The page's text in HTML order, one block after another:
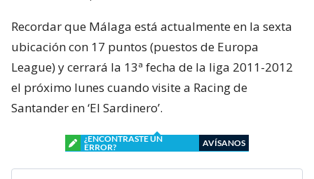
Recordar que Málaga está actualmente en la sexta
ubicación con 17 puntos (puestos de Europa
League) y cerrará la 13ª fecha de la liga 2011-2012
el próximo lunes cuando visite a Racing de
Santander en ‘El Sardinero’.
¿ENCONTRASTE UN
ERROR?
AVÍSANOS